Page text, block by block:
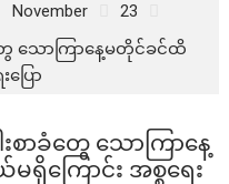
November
23
ေ သောကြာနေ့မတိုင်ခင်ထိ
ြော
စာခံတွေ သောကြာနေ့
ကြောင်း အစ္စရေး